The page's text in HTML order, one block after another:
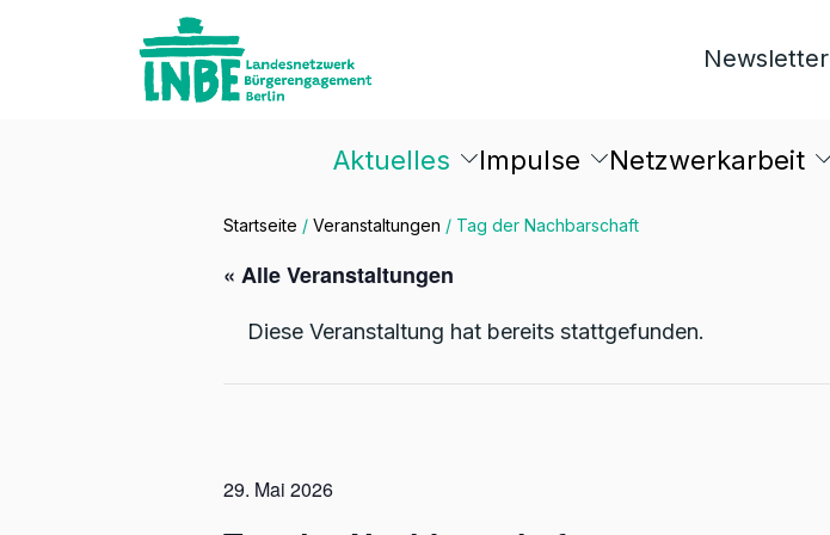
Newsletter
Aktuelles Impulse Netzwerkarbeit
Startseite / Veranstaltungen / Tag der Nachbarschaft
« Alle Veranstaltungen
Diese Veranstaltung hat bereits stattgefunden.
29. Mai 2026